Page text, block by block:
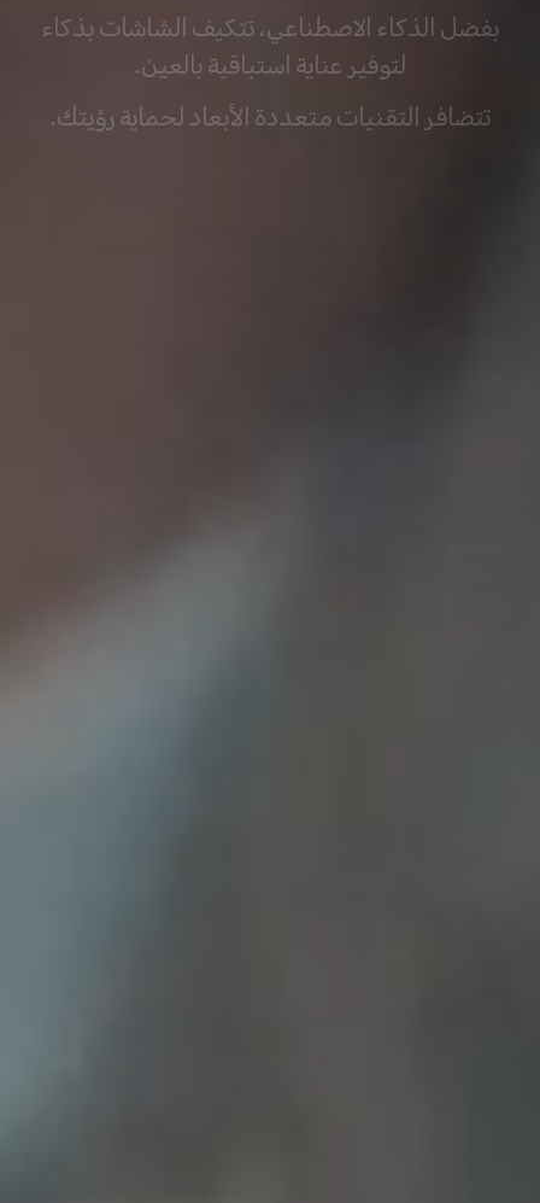
بفضل الذكاء الاصطناعي، تتكيف الشاشات بذكاء
لتوفير عناية استباقية بالعين.
تتضافر التقنيات متعددة الأبعاد لحماية رؤيتك.